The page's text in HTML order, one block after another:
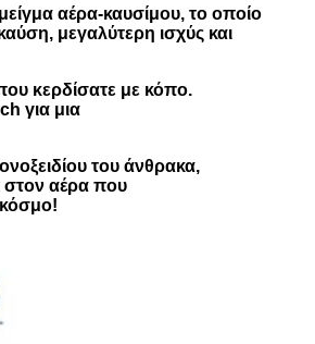
αέρα-καυσίμου, το οποίο
μεγαλύτερη ισχύς και
κερδίσατε με κόπο.
για μια
του άνθρακα,
στον αέρα που